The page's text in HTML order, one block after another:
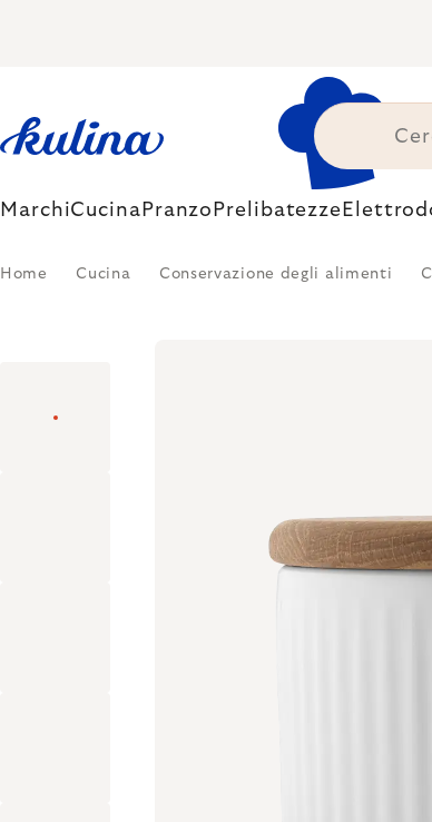
MarchiCucina Pranzo Prelibatezze
Home Cucina Conservazione degli alimenti